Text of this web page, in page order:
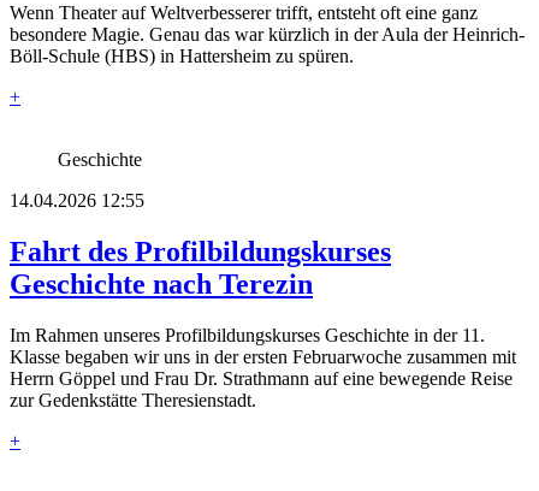
Wenn Theater auf Weltverbesserer trifft, entsteht oft eine ganz
besondere Magie. Genau das war kürzlich in der Aula der Heinrich-
Böll-Schule (HBS) in Hattersheim zu spüren.
+
Geschichte
14.04.2026 12:55
Fahrt des Profilbildungskurses
Geschichte nach Terezin
Im Rahmen unseres Profilbildungskurses Geschichte in der 11.
Klasse begaben wir uns in der ersten Februarwoche zusammen mit
Herrn Göppel und Frau Dr. Strathmann auf eine bewegende Reise
zur Gedenkstätte Theresienstadt.
+